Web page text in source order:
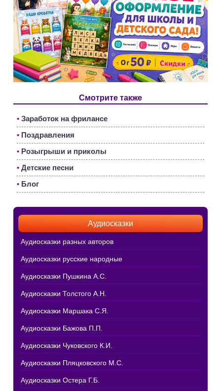
Смотрите также
• Заработок на фрилансе
• Поздравления
• Розыгрыши и приколы
• Детские песни
• Блог
Аудиосказки
Аудиосказки разных авторов
Аудиосказки русские народные
Аудиосказки Пушкина А.С.
Аудиосказки Толстого А.Н.
Аудиосказки Маршака С.Я.
Аудиосказки Бажова П.П.
Аудиосказки Чуковского К.И.
Аудиосказки Пляцковского М.С.
Аудиосказки Остера Г.Б.